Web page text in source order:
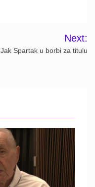
Next:
Jak Spartak u borbi za titulu